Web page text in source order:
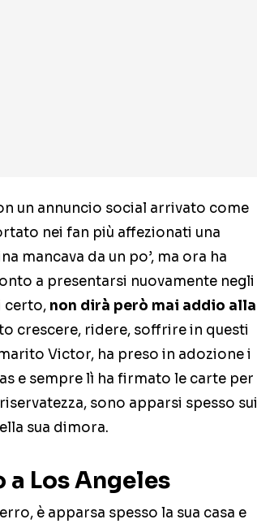
un annuncio social arrivato come
nei fan più affezionati una
mancava da un po’, ma ora ha
a presentarsi nuovamente negli
certo, non dirà però mai addio alla
crescere, ridere, soffrire in questi
Victor, ha preso in adozione i
e sempre lì ha firmato le carte per
sono apparsi spesso sui
sua dimora.
a Los Angeles
è apparsa spesso la sua casa e